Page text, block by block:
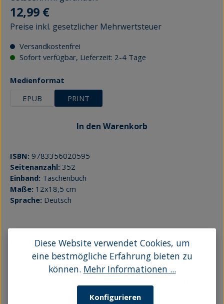
Regulärer Preis:
12,99 €
Preise inkl. gesetzlicher Mehrwertsteuer
Versandkostenfrei
Sofort verfügbar, Lieferzeit: 2-4 Tage
Medienformat
EPUB
PRINT
In den Warenkorb
ISBN: 9783356020595
Seitenanzahl: 352
Einband: Taschenbuch
Maße: 12x18,5 cm
Sprache: Deutsch
Beschreibung
Ein zehnjähriges Mädchen wird seit dem
Seebrückenfest der Ostseegemeinde Graal-Müritz
Diese Website verwendet Cookies, um
eine bestmögliche Erfahrung bieten zu
können. Mehr Informationen ...
Konfigurieren